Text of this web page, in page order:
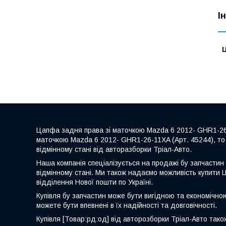
Цапфа задня права зі маточкою Mazda 6 2012- GHR1-
маточкою Mazda 6 2012- GHR1-26-11XA (Арт. 45244),
відмінному стані від авторазборки Тріал-Авто.
Наша компанія спеціалізується на продажі бу
відмінному стані. Ми також надаємо можливість
відділення Нової пошти по Україні.
Купівля бу запчастин може бути вигідною та
можете бути впевнені в їх надійності та довговічності.
Купівля [Товар:рд:од] від авторозборки Тріал-Авто